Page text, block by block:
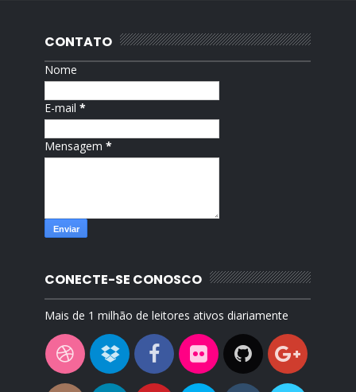
CONTATO
Nome
E-mail*
Mensagem*
CONECTE-SE CONOSCO
Mais de 1 milhão de leitores ativos diariamente